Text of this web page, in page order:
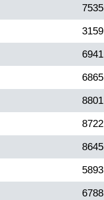
7535
3159
6941
6865
8801
8722
8645
5893
6788